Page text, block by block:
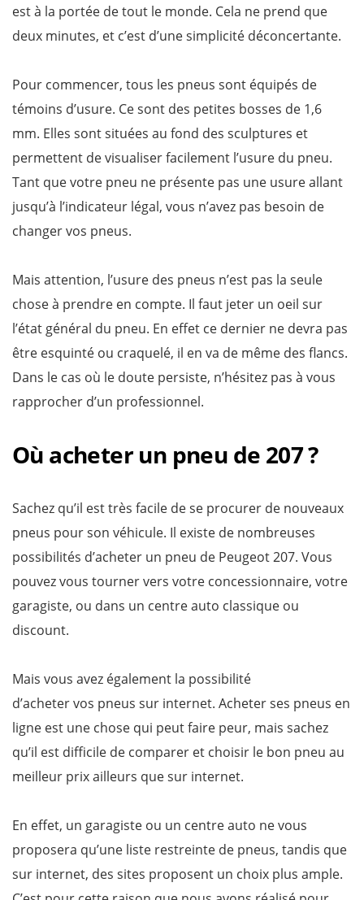
est à la portée de tout le monde. Cela ne prend que
deux minutes, et c’est d’une simplicité déconcertante.
Pour commencer, tous les pneus sont équipés de
témoins d’usure. Ce sont des petites bosses de 1,6
mm. Elles sont situées au fond des sculptures et
permettent de visualiser facilement l’usure du pneu.
Tant que votre pneu ne présente pas une usure allant
jusqu’à l’indicateur légal, vous n’avez pas besoin de
changer vos pneus.
Mais attention, l’usure des pneus n’est pas la seule
chose à prendre en compte. Il faut jeter un oeil sur
l’état général du pneu. En effet ce dernier ne devra pas
être esquinté ou craquelé, il en va de même des flancs.
Dans le cas où le doute persiste, n’hésitez pas à vous
rapprocher d’un professionnel.
Où acheter un pneu de 207 ?
Sachez qu’il est très facile de se procurer de nouveaux
pneus pour son véhicule. Il existe de nombreuses
possibilités d’acheter un pneu de Peugeot 207. Vous
pouvez vous tourner vers votre concessionnaire, votre
garagiste, ou dans un centre auto classique ou
discount.
Mais vous avez également la possibilité
d’acheter vos pneus sur internet. Acheter ses pneus en
ligne est une chose qui peut faire peur, mais sachez
qu’il est difficile de comparer et choisir le bon pneu au
meilleur prix ailleurs que sur internet.
En effet, un garagiste ou un centre auto ne vous
proposera qu’une liste restreinte de pneus, tandis que
sur internet, des sites proposent un choix plus ample.